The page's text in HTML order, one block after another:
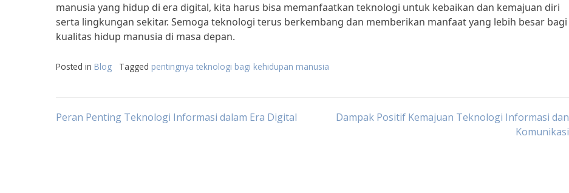
manusia yang hidup di era digital, kita harus bisa memanfaatkan teknologi untuk kebaikan dan kemajuan diri
serta lingkungan sekitar. Semoga teknologi terus berkembang dan memberikan manfaat yang lebih besar bagi
kualitas hidup manusia di masa depan.
Posted in Blog Tagged pentingnya teknologi bagi kehidupan manusia
Post
Peran Penting Teknologi Informasi dalam Era Digital
Dampak Positif Kemajuan Teknologi Informasi dan
Komunikasi